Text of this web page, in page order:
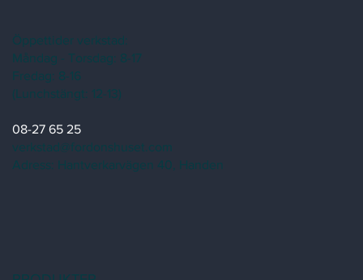
Öppettider verkstad:
Måndag - Torsdag: 8-17
Fredag: 8-16
(Lunchstängt: 12-13)
08-27 65 25
verkstad@fordonshuset.com
Adress: Hantverkarvägen 40, Handen